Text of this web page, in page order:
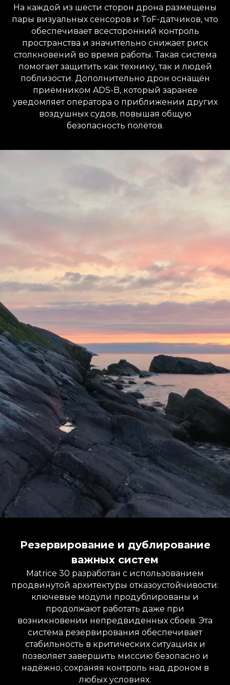
На каждой из шести сторон дрона размещены
пары визуальных сенсоров и ToF-датчиков, что
обеспечивает всесторонний контроль
пространства и значительно снижает риск
столкновений во время работы. Такая система
помогает защитить как технику, так и людей
поблизости. Дополнительно дрон оснащён
приёмником ADS-B, который заранее
уведомляет оператора о приближении других
воздушных судов, повышая общую
безопасность полётов.
Резервирование и дублирование
важных систем
Matrice 30 разработан с использованием
продвинутой архитектуры отказоустойчивости:
ключевые модули продублированы и
продолжают работать даже при
возникновении непредвиденных сбоев. Эта
система резервирования обеспечивает
стабильность в критических ситуациях и
позволяет завершить миссию безопасно и
надёжно, сохраняя контроль над дроном в
любых условиях.